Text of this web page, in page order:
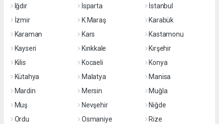
Iğdır
Isparta
İstanbul
İzmir
K.Maraş
Karabük
Karaman
Kars
Kastamonu
Kayseri
Kırıkkale
Kırşehir
Kilis
Kocaeli
Konya
Kütahya
Malatya
Manisa
Mardin
Mersin
Muğla
Muş
Nevşehir
Niğde
Ordu
Osmaniye Rize